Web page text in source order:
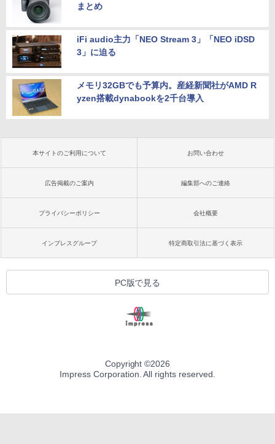
まとめ
iFi audio主力「NEO Stream 3」「NEO iDSD
3」に迫る
メモリ32GBでも予算内。産経新聞社がAMD R
yzen搭載dynabookを2千台導入
本サイトのご利用について お問い合わせ
広告掲載のご案内 編集部へのご連絡
プライバシーポリシー 会社概要
インプレスグループ 特定商取引法に基づく表示
PC版で見る
Copyright ©2026
Impress Corporation. All rights reserved.